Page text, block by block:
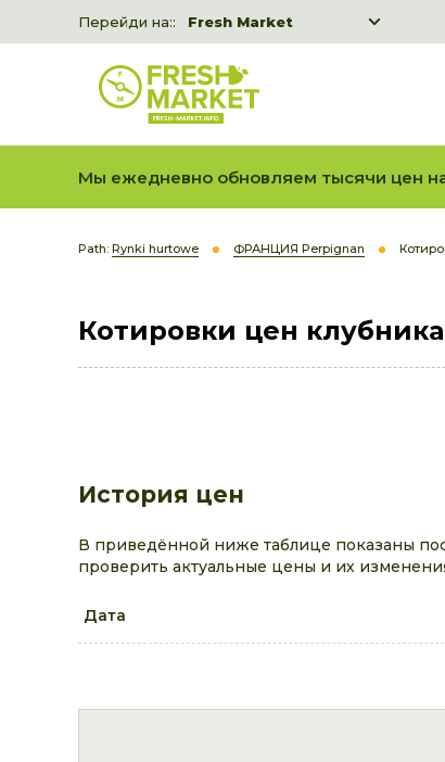
Перейди на::
Fresh Market
Fresh Market event B2B
Мы ежедневно обновляем тысячи цен
Path: Rynki hurtowe ФРАНЦИЯ Perpignan
Котировки цен
История цен
В приведённой ниже таблице показаны
проверить актуальные цены и их
Дата